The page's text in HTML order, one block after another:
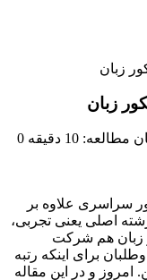
زبان
زبان
مطالعه: 10 دقیقه
0
سراسری علاوه بر
اصلی یعنی تجربی،
و زبان هم شرکت
برای اینکه رتبه
امروز و در این مقاله